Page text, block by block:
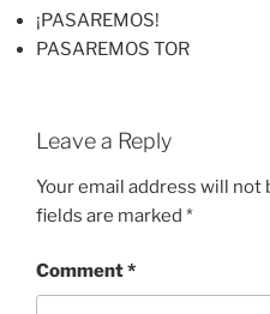
¡PASAREMOS!
PASAREMOS TOR
Leave a Reply
Your email address will not
fields are marked *
Comment*